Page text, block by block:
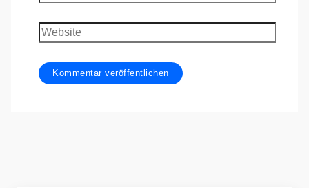
Mail-
Adresse
Website